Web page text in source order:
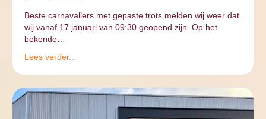
Beste carnavallers met gepaste trots melden wij weer dat
wij vanaf 17 januari van 09:30 geopend zijn. Op het
bekende…
Lees verder...